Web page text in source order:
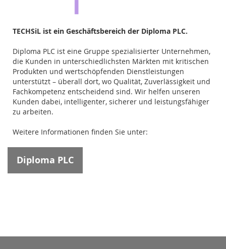
TECHSiL ist ein Geschäftsbereich der Diploma PLC.
Diploma PLC ist eine Gruppe spezialisierter Unternehmen,
die Kunden in unterschiedlichsten Märkten mit kritischen
Produkten und wertschöpfenden Dienstleistungen
unterstützt – überall dort, wo Qualität, Zuverlässigkeit und
Fachkompetenz entscheidend sind. Wir helfen unseren
Kunden dabei, intelligenter, sicherer und leistungsfähiger
zu arbeiten.
Weitere Informationen finden Sie unter:
Diploma PLC